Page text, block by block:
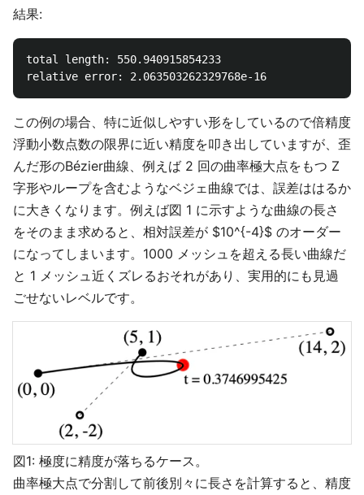
結果:
total length: 550.940915854233
この例の場合、特に近似しやすい形をしているので倍精度
浮動小数点数の限界に近い精度を叩き出していますが、歪
んだ形のBézier曲線、例えば 2 回の曲率極大点をもつ Z
字形やループを含むようなベジェ曲線では、誤差ははるか
に大きくなります。例えば図 1 に示すような曲線の長さ
をそのまま求めると、相対誤差が $10^{-4}$ のオーダー
になってしまいます。1000 メッシュを超える長い曲線だ
と 1 メッシュ近くズレるおそれがあり、実用的にも見過
ごせないレベルです。
図1: 極度に精度が落ちるケース。
曲率極大点で分割して前後別々に長さを計算すると、精度